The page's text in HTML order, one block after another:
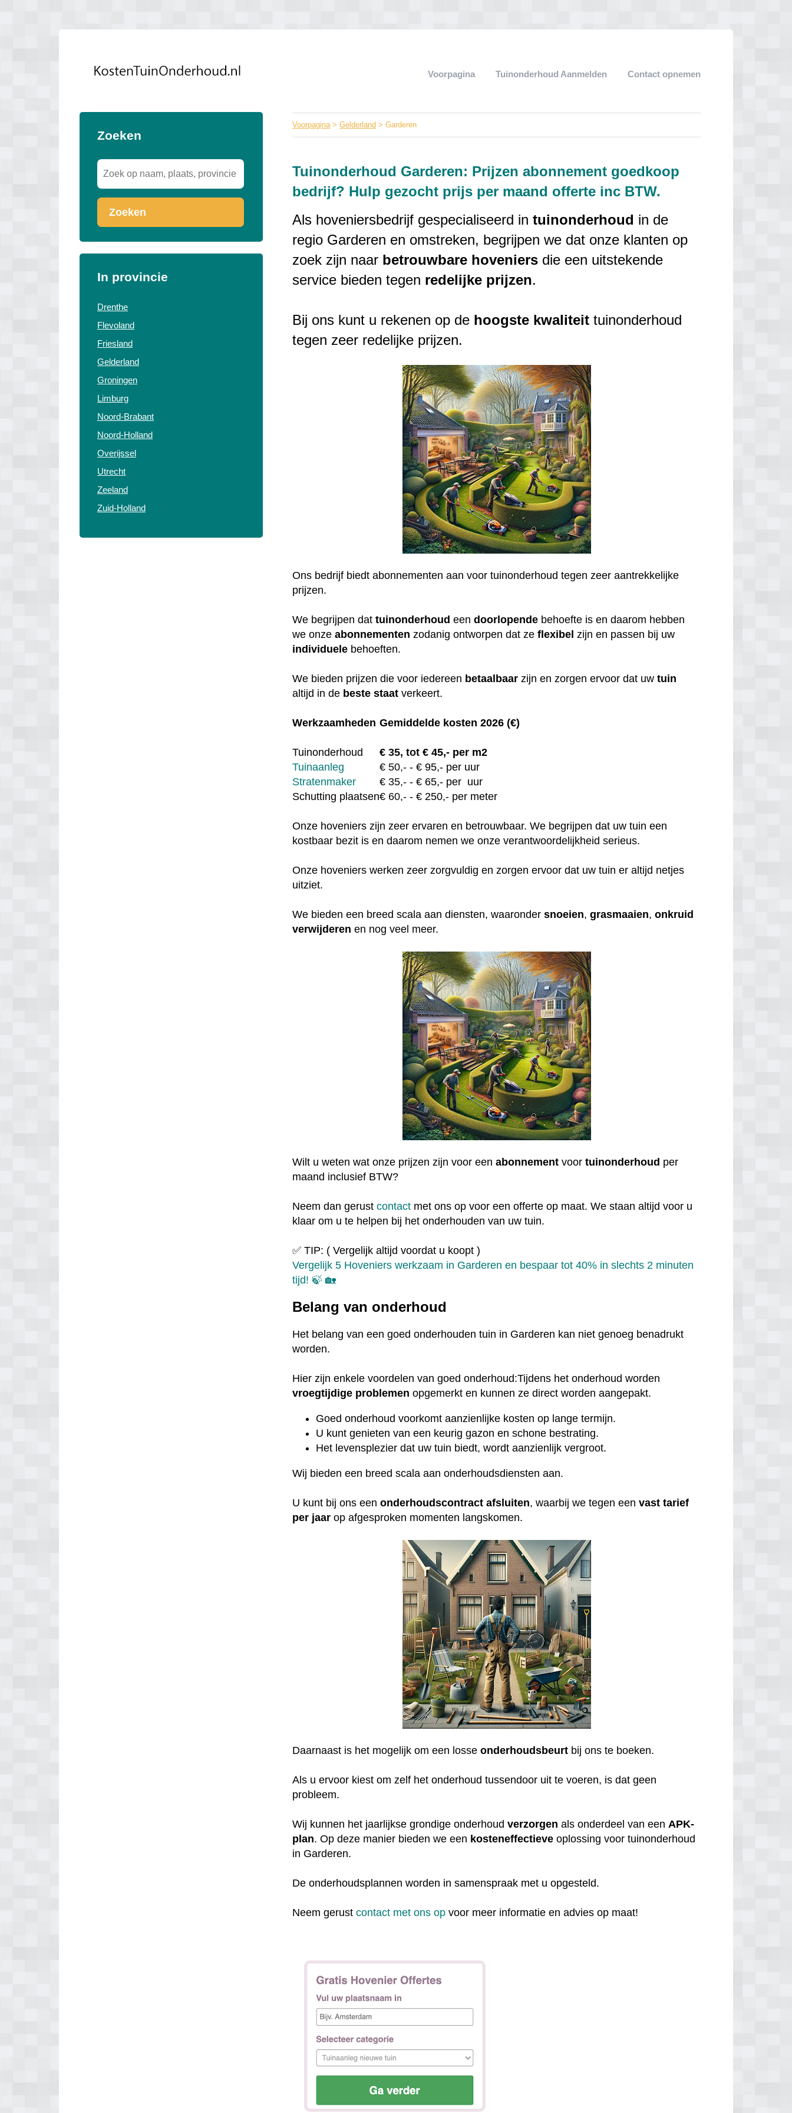
Voorpagina Tuinonderhoud Aanmelden Contact opnemen
Zoeken
Zoeken
In provincie
Drenthe
Flevoland
Friesland
Gelderland
Groningen
Limburg
Noord-Brabant
Noord-Holland
Overijssel
Utrecht
Zeeland
Zuid-Holland
Voorpagina>Gelderland > Garderen
Tuinonderhoud Garderen: Prijzen abonnement goedkoop
bedrijf? Hulp gezocht prijs per maand offerte inc BTW.
Als hoveniersbedrijf gespecialiseerd intuinonderhoud in de
regio Garderen en omstreken, begrijpen we dat onze klanten op
zoek zijn naar betrouwbare hoveniers die een uitstekende
service bieden tegen redelijke prijzen.
Bij ons kunt u rekenen op de hoogste kwaliteit tuinonderhoud
tegen zeer redelijke prijzen.
Ons bedrijf biedt abonnementen aan voor tuinonderhoud tegen zeer aantrekkelijke
prijzen.
We begrijpen dattuinonderhoud eendoorlopende behoefte is en daarom hebben
we onzeabonnementen zodanig ontworpen dat zeflexibel zijn en passen bij uw
individuele behoeften.
We bieden prijzen die voor iedereen betaalbaar zijn en zorgen ervoor dat uwtuin
altijd in de beste staatverkeert.
Werkzaamheden Gemiddelde kosten 2026 (€)
Tuinonderhoud €35, tot € 45,- per m2
Tuinaanleg
€50,- - € 95,- per uur
Stratenmaker
€ 35,- - € 65,- per uur
Schutting plaatsen€ 60,- - € 250,- per meter
Onze hoveniers zijn zeer ervaren en betrouwbaar. We begrijpen dat uw tuin een
kostbaar bezit is en daarom nemen we onze verantwoordelijkheid serieus.
Onze hoveniers werken zeer zorgvuldig en zorgen ervoor dat uw tuin er altijd netjes
uitziet.
We bieden een breed scala aan diensten, waarondersnoeien,grasmaaien,onkruid
verwijderen en nog veel meer.
Wilt u weten wat onze prijzen zijn voor eenabonnement voortuinonderhoud per
maand inclusief BTW?
Neem dan gerustcontact met ons op voor een offerte op maat. We staan altijd voor u
klaar om u te helpen bij het onderhouden van uw tuin.
✅ TIP: ( Vergelijk altijd voordat u koopt )
Vergelijk 5 Hoveniers werkzaam in Garderen en bespaar tot 40% in slechts 2 minuten
tijd! 🍃 🏡
Belang van onderhoud
Het belang van een goed onderhouden tuin in Garderen kan niet genoeg benadrukt
worden.
Hier zijn enkele voordelen van goed onderhoud:Tijdens het onderhoud worden
vroegtijdige problemen opgemerkt en kunnen ze direct worden aangepakt.
Goed onderhoud voorkomt aanzienlijke kosten op lange termijn.
U kunt genieten van een keurig gazon en schone bestrating.
Het levensplezier dat uw tuin biedt, wordt aanzienlijk vergroot.
Wij bieden een breed scala aan onderhoudsdiensten aan.
U kunt bij ons eenonderhoudscontract afsluiten, waarbij we tegen eenvast tarief
per jaar op afgesproken momenten langskomen.
Daarnaast is het mogelijk om een losseonderhoudsbeurt bij ons te boeken.
Als u ervoor kiest om zelf het onderhoud tussendoor uit te voeren, is dat geen
probleem.
Wij kunnen het jaarlijkse grondige onderhoudverzorgen als onderdeel van eenAPK-
plan. Op deze manier bieden we een kosteneffectieve oplossing voor tuinonderhoud
in Garderen.
De onderhoudsplannen worden in samenspraak met u opgesteld.
Neem gerustcontact met ons op voor meer informatie en advies op maat!